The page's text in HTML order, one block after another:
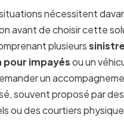
nécessitent
avant de choisir cette
plusieurs
pour impayésou un
un
souvent proposé par
ou des courtiers